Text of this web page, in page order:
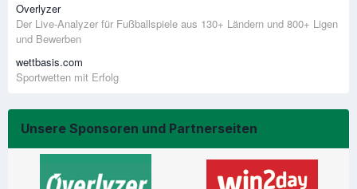
Overlyzer
Der Live-Analyzer für Fußballspiele aus 130+ Ländern und 800+ Ligen
und Bewerben
wettbasis.com
Sportwetten mit Erfolg
Unsere Sponsoren und Partnerseiten